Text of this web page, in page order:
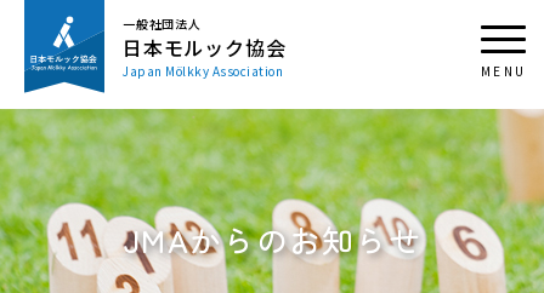
一般社団法人
日本モルック協会
Japan Mölkky Association
JMAからのお知らせ